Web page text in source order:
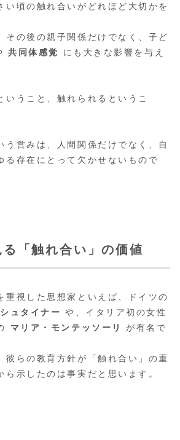
い頃の触れ合いがどれほど大切かを
その後の親子関係だけでなく、子ど
共同体感覚
にも大きな影響を与え
いうこと、触れられるというこ
う営みは、人間関係だけでなく、自
る存在にとって欠かせないもので
「触れ合い」の価値
重視した思想家といえば、ドイツの
ュタイナー や、イタリア初の女性
マリア・モンテッソーリ
が有名で
彼らの教育方針が「触れ合い」の重
ら示したのは事実だと思います。